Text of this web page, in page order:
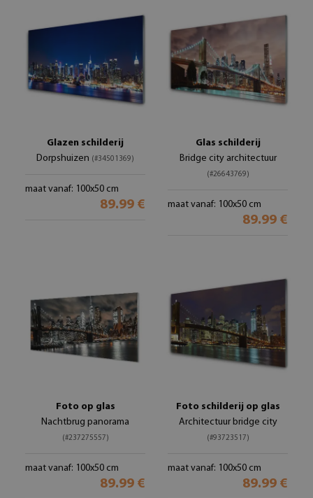
Glazen schilderij
Dorpshuizen (#34501369)
maat vanaf: 100x50 cm
89.99 €
Glas schilderij
Bridge city architectuur
(#26643769)
maat vanaf: 100x50 cm
89.99 €
Foto op glas
Nachtbrug panorama
(#237275557)
maat vanaf: 100x50 cm
89.99 €
Foto schilderij op glas
Architectuur bridge city
(#93723517)
maat vanaf: 100x50 cm
89.99 €